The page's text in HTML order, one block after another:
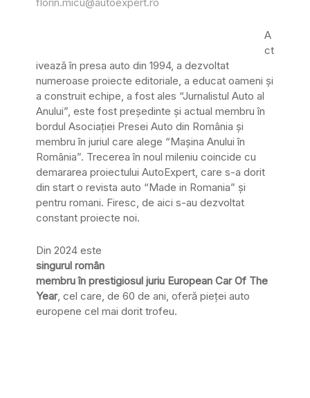
florin.micu@autoexpert.ro
A
ct
ivează în presa auto din 1994, a dezvoltat
numeroase proiecte editoriale, a educat oameni și
a construit echipe, a fost ales “Jurnalistul Auto al
Anului”, este fost președinte și actual membru în
bordul Asociației Presei Auto din România și
membru în juriul care alege “Mașina Anului în
România”. Trecerea în noul mileniu coincide cu
demararea proiectului AutoExpert, care s-a dorit
din start o revista auto “Made in Romania” și
pentru romani. Firesc, de aici s-au dezvoltat
constant proiecte noi.
Din 2024 este
singurul român
membru în prestigiosul juriu European Car Of The
Year, cel care, de 60 de ani, oferă pieței auto
europene cel mai dorit trofeu.